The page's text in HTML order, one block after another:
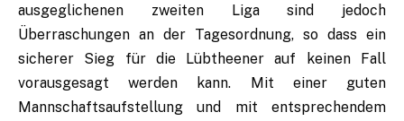
ausgeglichenen zweiten Liga sind jedoch
Überraschungen an der Tagesordnung, so dass ein
sicherer Sieg für die Lübtheener auf keinen Fall
vorausgesagt werden kann. Mit einer guten
Mannschaftsaufstellung und mit entsprechendem